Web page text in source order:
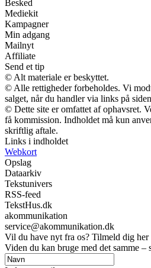
Besked
Mediekit
Kampagner
Min adgang
Mailnyt
Affiliate
Send et tip
© Alt materiale er beskyttet.
© Alle rettigheder forbeholdes. Vi
salget, når du handler via links på
© Dette site er omfattet af ophavsret.
få kommission. Indholdet må kun
skriftlig aftale.
Links i indholdet
Webkort
Opslag
Dataarkiv
Tekstunivers
RSS-feed
TekstHus.dk
akommunikation
service@akommunikation.dk
Vil du have nyt fra os? Tilmeld dig her
Viden du kan bruge med det samme –